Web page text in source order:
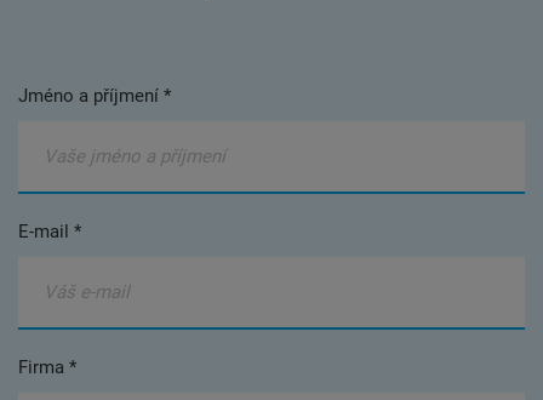
Jméno a příjmení *
E-mail *
Firma *